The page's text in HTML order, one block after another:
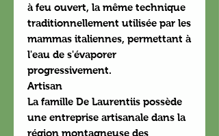
à feu ouvert, la même technique
traditionnellement utilisée par les
mammas italiennes, permettant à
l'eau de s'évaporer
progressivement.
Artisan
La famille De Laurentiis possède
une entreprise artisanale dans la
région montagneuse des